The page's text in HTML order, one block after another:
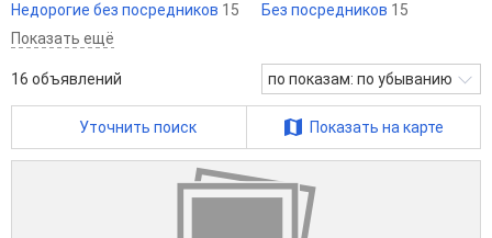
Недорогие без посредников 15 Без посредников 15
Показать ещё
16 объявлений по показам: по убыванию
Уточнить поиск Показать на карте